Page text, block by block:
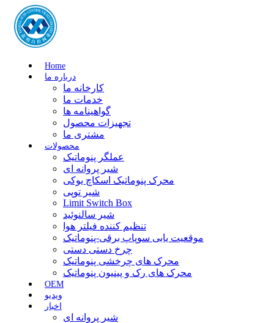
Home
درباره ما
کارخانه ما
خدمات ما
گواهینامه ها
تجهیزات محصول
مشتری ما
محصولات
عملگر پنوماتیک
شیر پروانه ای
محرک پنوماتیک اسکاچ یوکی
شیر توپی
Limit Switch Box
شیر سالنوئید
تنظیم کننده فیلتر هوا
موقعیت یابی سوپاپ برقی-پنوماتیک
چرخ دستی دستی
محرک های چرخشی پنوماتیک
محرک های رک و پینیون پنوماتیک
OEM
ویدیو
اخبار
شیر پروانه ای